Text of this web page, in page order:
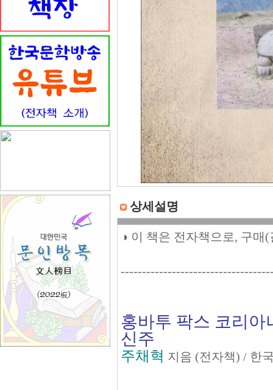
상세설명
◑ 이 책은 전자책으로, 구매
홍바투 팍스 코리
신주
주채혁 지음 (전자책) / 한